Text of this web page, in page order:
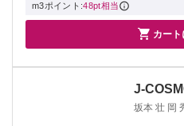
m3ポイント:48pt相当
 カート
J-
坂本 壮 岡